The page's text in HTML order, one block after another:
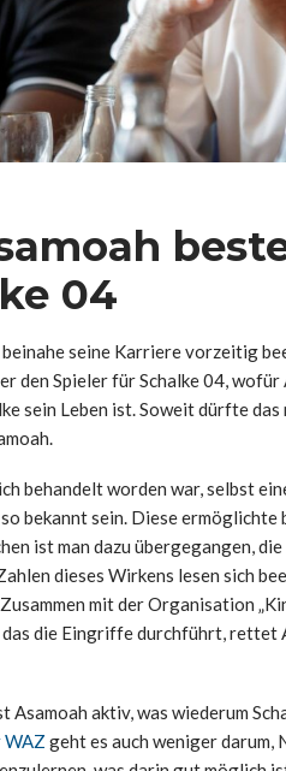
04
seine Karriere vorzeitig
den Spieler für Schalke 04, wofür
sein Leben ist. Soweit dürfte
behandelt worden war, selbst
bekannt sein. Diese ermöglichte
ist man dazu übergegangen,
dieses Wirkens lesen sich
mit der Organisation
das die Eingriffe durchführt, rettet
Asamoah aktiv, was wiederum
WAZ geht es auch weniger darum,